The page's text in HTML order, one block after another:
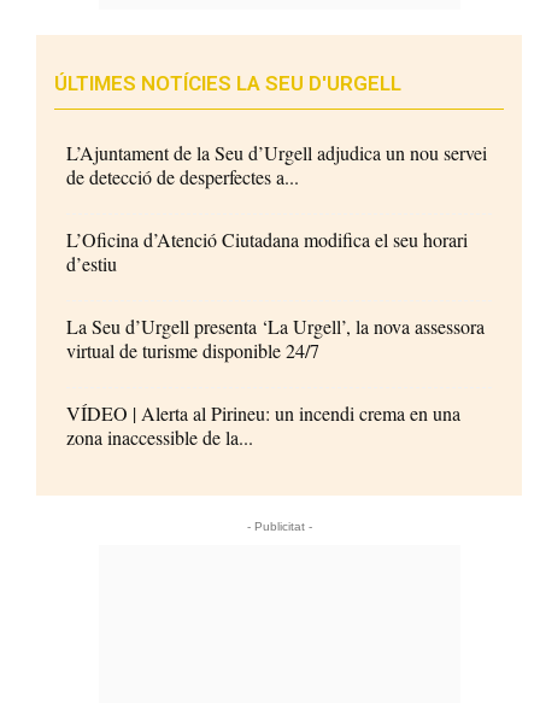
ÚLTIMES NOTÍCIES LA SEU D'URGELL
L’Ajuntament de la Seu d’Urgell adjudica un nou servei
de detecció de desperfectes a...
L’Oficina d’Atenció Ciutadana modifica el seu horari
d’estiu
La Seu d’Urgell presenta ‘La Urgell’, la nova assessora
virtual de turisme disponible 24/7
VÍDEO | Alerta al Pirineu: un incendi crema en una
zona inaccessible de la...
- Publicitat -